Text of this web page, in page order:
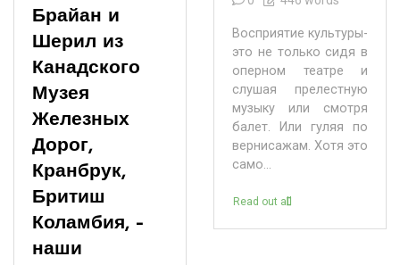
Брайан и
Шерил из
Канадского
Музея
Железных
Дорог,
Кранбрук,
Бритиш
Коламбия, –
наши
Восприятие культуры-
это не только сидя в
оперном театре и
слушая прелестную
музыку или смотря
балет. Или гуляя по
вернисажам. Хотя это
само...
Read out all